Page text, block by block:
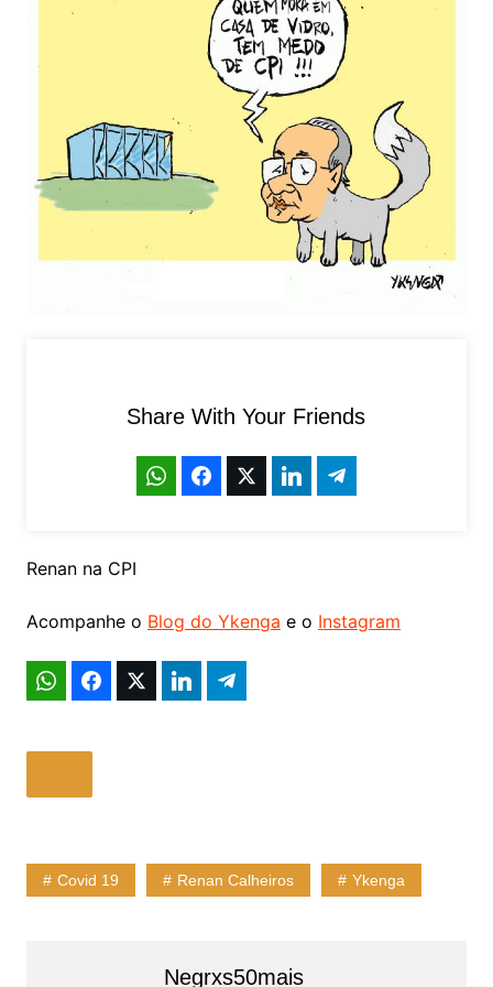
Share With Your Friends
Renan na CPI
Acompanhe o Blog do Ykenga e o Instagram
Covid 19 Renan Calheiros Ykenga
Negrxs50mais